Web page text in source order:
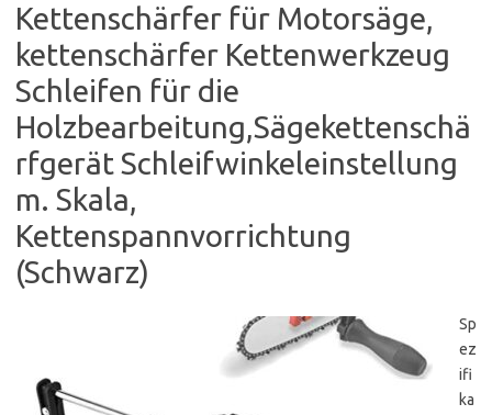
Kettenschärfer für Motorsäge,
kettenschärfer Kettenwerkzeug
Schleifen für die
Holzbearbeitung,Sägekettenschä
rfgerät Schleifwinkeleinstellung
m. Skala,
Kettenspannvorrichtung
(Schwarz)
Sp
ez
ifi
ka